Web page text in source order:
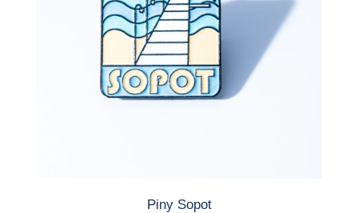
Piny Sopot